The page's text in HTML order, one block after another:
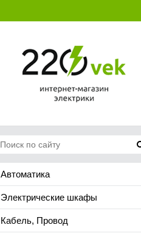
Автоматика
Электрические шкафы
Кабель, Провод